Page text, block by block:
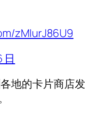
zMIurJ86U9
日
地的卡片商店